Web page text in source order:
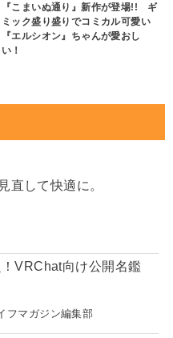
『こまいぬ通り』新作が登場!! ギ
ミック盛り盛りでコミカル可愛い
『エルシオン』ちゃんが愛おし
い！
直して快適に。
VRChat向け公開名鑑
フマガジン編集部